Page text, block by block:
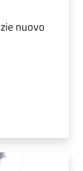
nuovo